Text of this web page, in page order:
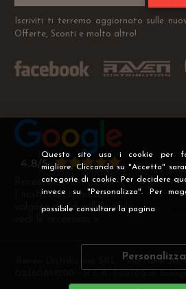
Questo sito usa i cookie per
migliore. Cliccando su "Accetta"
categorie di cookie. Per decidere
invece su "Personalizza". Per
possibile consultare la pagina
Personalizza
Iscriviti ti terremo aggiornato sulle
Offerte, Sconti e molto altro!
Recensioni Verificate
I nostri clienti soddisfatti
valgono più di mille parole
Raven Distribution SRL - Via Fanin 30,
i.v